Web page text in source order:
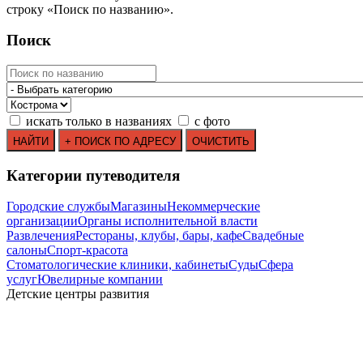
строку «Поиск по названию».
Поиск
искать только в названиях с фото
Категории путеводителя
Городские службыМагазиныНекоммерческие
организацииОрганы исполнительной власти
РазвлеченияРестораны, клубы, бары, кафеСвадебные
салоныСпорт-красота
Стоматологические клиники, кабинетыСудыСфера
услугЮвелирные компании
Детские центры развития